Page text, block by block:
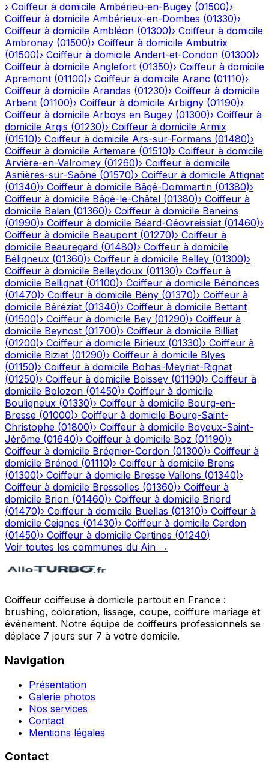
› Coiffeur à domicile Ambérieu-en-Bugey (01500)›
Coiffeur à domicile Ambérieux-en-Dombes (01330)›
Coiffeur à domicile Ambléon (01300)› Coiffeur à domicile
Ambronay (01500)› Coiffeur à domicile Ambutrix
(01500)› Coiffeur à domicile Andert-et-Condon (01300)›
Coiffeur à domicile Anglefort (01350)› Coiffeur à domicile
Apremont (01100)› Coiffeur à domicile Aranc (01110)›
Coiffeur à domicile Arandas (01230)› Coiffeur à domicile
Arbent (01100)› Coiffeur à domicile Arbigny (01190)›
Coiffeur à domicile Arboys en Bugey (01300)› Coiffeur à
domicile Argis (01230)› Coiffeur à domicile Armix
(01510)› Coiffeur à domicile Ars-sur-Formans (01480)›
Coiffeur à domicile Artemare (01510)› Coiffeur à domicile
Arvière-en-Valromey (01260)› Coiffeur à domicile
Asnières-sur-Saône (01570)› Coiffeur à domicile Attignat
(01340)› Coiffeur à domicile Bâgé-Dommartin (01380)›
Coiffeur à domicile Bâgé-le-Châtel (01380)› Coiffeur à
domicile Balan (01360)› Coiffeur à domicile Baneins
(01990)› Coiffeur à domicile Béard-Géovreissiat (01460)›
Coiffeur à domicile Beaupont (01270)› Coiffeur à
domicile Beauregard (01480)› Coiffeur à domicile
Béligneux (01360)› Coiffeur à domicile Belley (01300)›
Coiffeur à domicile Belleydoux (01130)› Coiffeur à
domicile Bellignat (01100)› Coiffeur à domicile Bénonces
(01470)› Coiffeur à domicile Bény (01370)› Coiffeur à
domicile Béréziat (01340)› Coiffeur à domicile Bettant
(01500)› Coiffeur à domicile Bey (01290)› Coiffeur à
domicile Beynost (01700)› Coiffeur à domicile Billiat
(01200)› Coiffeur à domicile Birieux (01330)› Coiffeur à
domicile Biziat (01290)› Coiffeur à domicile Blyes
(01150)› Coiffeur à domicile Bohas-Meyriat-Rignat
(01250)› Coiffeur à domicile Boissey (01190)› Coiffeur à
domicile Bolozon (01450)› Coiffeur à domicile
Bouligneux (01330)› Coiffeur à domicile Bourg-en-
Bresse (01000)› Coiffeur à domicile Bourg-Saint-
Christophe (01800)› Coiffeur à domicile Boyeux-Saint-
Jérôme (01640)› Coiffeur à domicile Boz (01190)›
Coiffeur à domicile Brégnier-Cordon (01300)› Coiffeur à
domicile Brénod (01110)› Coiffeur à domicile Brens
(01300)› Coiffeur à domicile Bresse Vallons (01340)›
Coiffeur à domicile Bressolles (01360)› Coiffeur à
domicile Brion (01460)› Coiffeur à domicile Briord
(01470)› Coiffeur à domicile Buellas (01310)› Coiffeur à
domicile Ceignes (01430)› Coiffeur à domicile Cerdon
(01450)› Coiffeur à domicile Certines (01240)
Voir toutes les communes du Ain →
Coiffeur coiffeuse à domicile partout en France :
brushing, coloration, lissage, coupe, coiffure mariage et
événement. Notre équipe de coiffeurs professionnels se
déplace 7 jours sur 7 à votre domicile.
Navigation
Présentation
Galerie photos
Nos services
Contact
Mentions légales
Contact